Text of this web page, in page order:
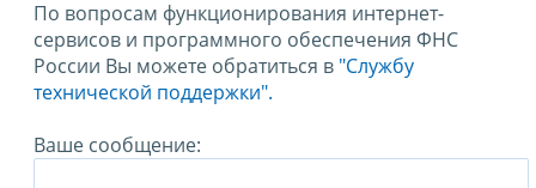
По вопросам функционирования интернет-
сервисов и программного обеспечения ФНС
России Вы можете обратиться в "Службу
технической поддержки".
Ваше сообщение: